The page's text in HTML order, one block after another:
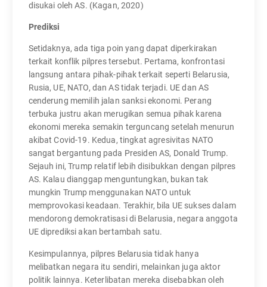
disukai oleh AS. (Kagan, 2020)
Prediksi
Setidaknya, ada tiga poin yang dapat diperkirakan
terkait konflik pilpres tersebut. Pertama, konfrontasi
langsung antara pihak-pihak terkait seperti Belarusia,
Rusia, UE, NATO, dan AS tidak terjadi. UE dan AS
cenderung memilih jalan sanksi ekonomi. Perang
terbuka justru akan merugikan semua pihak karena
ekonomi mereka semakin terguncang setelah menurun
akibat Covid-19. Kedua, tingkat agresivitas NATO
sangat bergantung pada Presiden AS, Donald Trump.
Sejauh ini, Trump relatif lebih disibukkan dengan pilpres
AS. Kalau dianggap menguntungkan, bukan tak
mungkin Trump menggunakan NATO untuk
memprovokasi keadaan. Terakhir, bila UE sukses dalam
mendorong demokratisasi di Belarusia, negara anggota
UE diprediksi akan bertambah satu.
Kesimpulannya, pilpres Belarusia tidak hanya
melibatkan negara itu sendiri, melainkan juga aktor
politik lainnya. Keterlibatan mereka disebabkan oleh